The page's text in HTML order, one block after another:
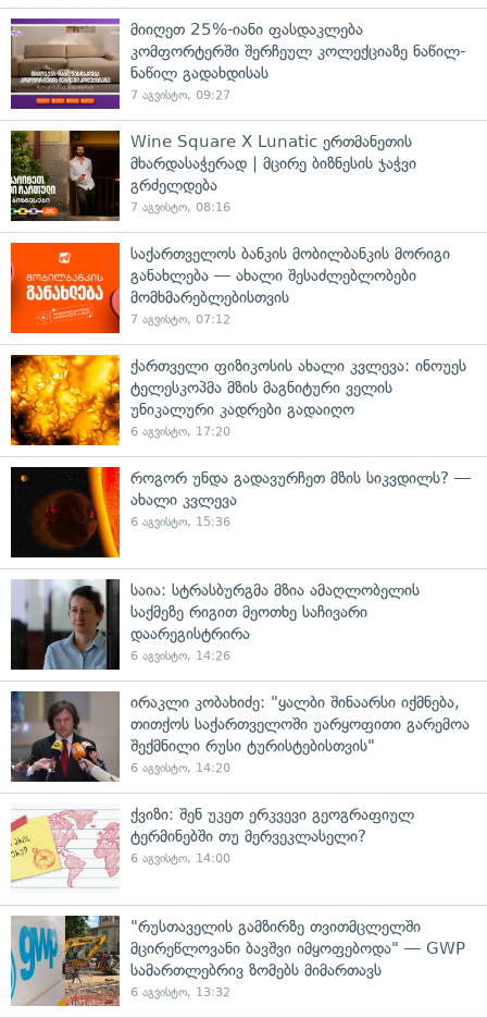
მიიღეთ 25%-იანი ფასდაკლება
კომფორტერში შერჩეულ კოლექციაზე ნაწილ-
ნაწილ გადახდისას
7 აგვისტო, 09:27
Wine Square X Lunatic ერთმანეთის
მხარდასაჭერად | მცირე ბიზნესის ჯაჭვი
გრძელდება
7 აგვისტო, 08:16
საქართველოს ბანკის მობილბანკის მორიგი
განახლება — ახალი შესაძლებლობები
მომხმარებლებისთვის
7 აგვისტო, 07:12
ქართველი ფიზიკოსის ახალი კვლევა: ინოუეს
ტელესკოპმა მზის მაგნიტური ველის
უნიკალური კადრები გადაიღო
6 აგვისტო, 17:20
როგორ უნდა გადავურჩეთ მზის სიკვდილს? —
ახალი კვლევა
6 აგვისტო, 15:36
საია: სტრასბურგმა მზია ამაღლობელის
საქმეზე რიგით მეოთხე საჩივარი
დაარეგისტრირა
6 აგვისტო, 14:26
ირაკლი კობახიძე: "ყალბი შინაარსი იქმნება,
თითქოს საქართველოში უარყოფითი გარემოა
შექმნილი რუსი ტურისტებისთვის"
6 აგვისტო, 14:20
ქვიზი: შენ უკეთ ერკვევი გეოგრაფიულ
ტერმინებში თუ მერვეკლასელი?
6 აგვისტო, 14:00
"რუსთაველის გამზირზე თვითმცლელში
მცირეწლოვანი ბავშვი იმყოფებოდა" — GWP
სამართლებრივ ზომებს მიმართავს
6 აგვისტო, 13:32